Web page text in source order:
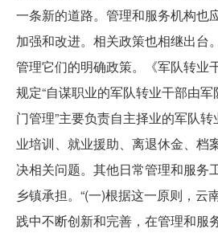
一条新的道路。管理和服务机构也
加强和改进。相关政策也相继出台
管理它们的明确政策。《军队转业
规定“自谋职业的军队转业干部由
门管理”主要负责自主择业的军队
业培训、就业援助、离退休金、档
决相关问题。其他日常管理和服务
乡镇承担。“(一)根据这一原则，云
践中不断创新和完善，在管理和服